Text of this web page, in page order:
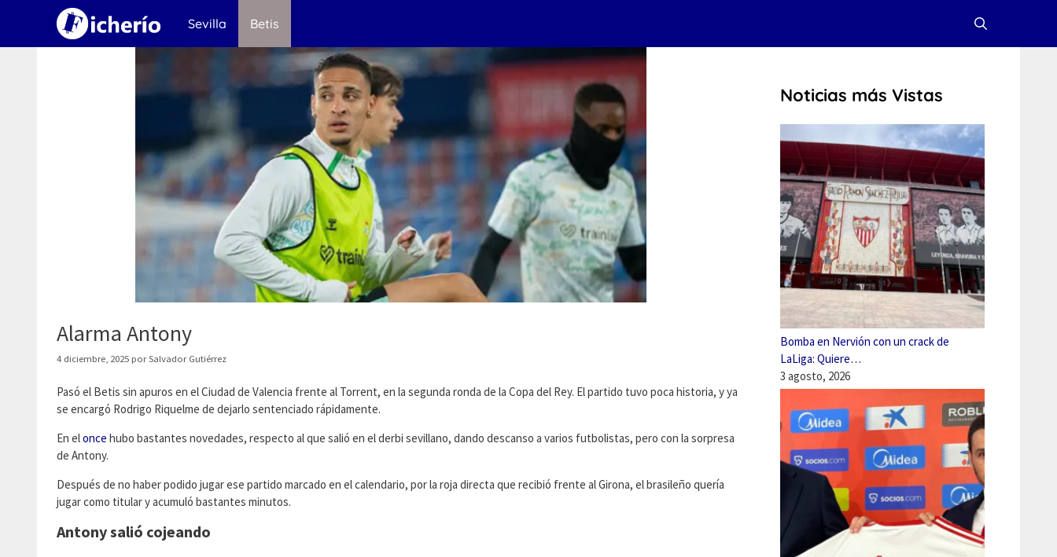
Sevilla Betis
Alarma Antony
4 diciembre, 2025 porSalvador Gutiérrez
Pasó el Betis sin apuros en el Ciudad de Valencia frente al Torrent, en la segunda ronda de la Copa del Rey. El partido tuvo poca historia, y ya
se encargó Rodrigo Riquelme de dejarlo sentenciado rápidamente.
En elonce hubo bastantes novedades, respecto al que salió en el derbi sevillano, dando descanso a varios futbolistas, pero con la sorpresa
de Antony.
Después de no haber podido jugar ese partido marcado en el calendario, por la roja directa que recibió frente al Girona, el brasileño quería
jugar como titular y acumuló bastantes minutos.
Antony salió cojeando
Noticias más Vistas
Bomba en Nervión con un crack de
LaLiga: Quiere…
3 agosto, 2026